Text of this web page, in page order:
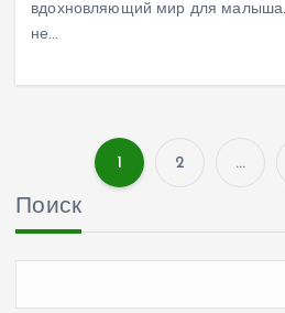
вдохновляющий мир для малыша.
не…
1 2 …
Поиск